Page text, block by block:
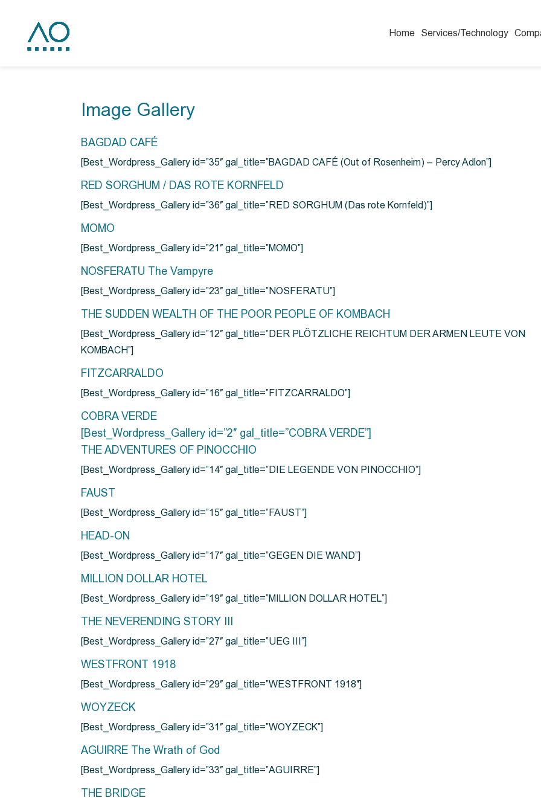
Home Services/Technology
Image Gallery
BAGDAD CAFÉ
[Best_Wordpress_Gallery id=”35″ gal_title=”BAGDAD CAFÉ (Out of Rosenheim) – Percy Adlon”]
RED SORGHUM / DAS ROTE KORNFELD
[Best_Wordpress_Gallery id=”36″ gal_title=”RED SORGHUM (Das rote Kornfeld)”]
MOMO
[Best_Wordpress_Gallery id=”21″ gal_title=”MOMO”]
NOSFERATU The Vampyre
[Best_Wordpress_Gallery id=”23″ gal_title=”NOSFERATU”]
THE SUDDEN WEALTH OF THE POOR PEOPLE OF KOMBACH
[Best_Wordpress_Gallery id=”12″ gal_title=”DER PLÖTZLICHE REICHTUM DER ARMEN LEUTE VON
KOMBACH”]
FITZCARRALDO
[Best_Wordpress_Gallery id=”16″ gal_title=”FITZCARRALDO”]
COBRA VERDE
[Best_Wordpress_Gallery id=”2″ gal_title=”COBRA VERDE”]
THE ADVENTURES OF PINOCCHIO
[Best_Wordpress_Gallery id=”14″ gal_title=”DIE LEGENDE VON PINOCCHIO”]
FAUST
[Best_Wordpress_Gallery id=”15″ gal_title=”FAUST”]
HEAD-ON
[Best_Wordpress_Gallery id=”17″ gal_title=”GEGEN DIE WAND”]
MILLION DOLLAR HOTEL
[Best_Wordpress_Gallery id=”19″ gal_title=”MILLION DOLLAR HOTEL”]
THE NEVERENDING STORY III
[Best_Wordpress_Gallery id=”27″ gal_title=”UEG III”]
WESTFRONT 1918
[Best_Wordpress_Gallery id=”29″ gal_title=”WESTFRONT 1918″]
WOYZECK
[Best_Wordpress_Gallery id=”31″ gal_title=”WOYZECK”]
AGUIRRE The Wrath of God
[Best_Wordpress_Gallery id=”33″ gal_title=”AGUIRRE”]
THE BRIDGE